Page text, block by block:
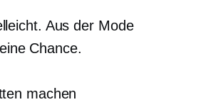
Aus der Mode
Chance.
machen